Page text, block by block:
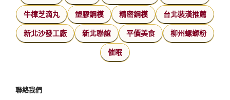
牛樟芝滴丸 塑膠鋼模 精密鋼模 台北裝潢推薦
新北沙發工廠 新北聯誼 平價美食 柳州螺螄粉
催眠
聯絡我們